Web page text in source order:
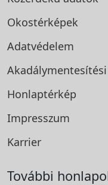
Okostérképek
Adatvédelem
Akadálymentesítési
Honlaptérkép
Impresszum
Karrier
További